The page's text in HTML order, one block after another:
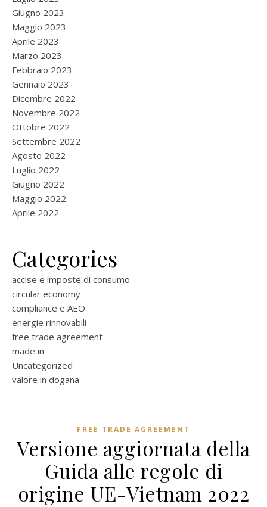
Giugno 2023
Maggio 2023
Aprile 2023
Marzo 2023
Febbraio 2023
Gennaio 2023
Dicembre 2022
Novembre 2022
Ottobre 2022
Settembre 2022
Agosto 2022
Luglio 2022
Giugno 2022
Maggio 2022
Aprile 2022
Categories
accise e imposte di consumo
circular economy
compliance e AEO
energie rinnovabili
free trade agreement
made in
Uncategorized
valore in dogana
FREE TRADE AGREEMENT
Versione aggiornata della
Guida alle regole di
origine UE-Vietnam 2022